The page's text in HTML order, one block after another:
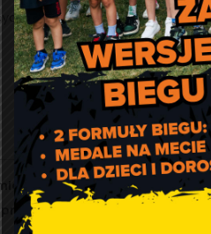
dystrybucji węgla będziemy
zapraszamy do Gminnej
deklaracje dot.